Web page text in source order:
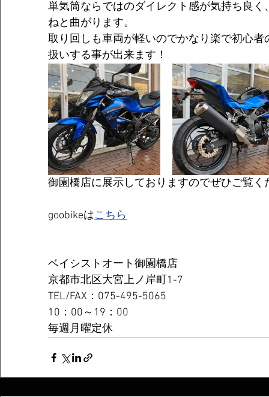
単気筒ならではのダイレクト感が気持ち良
ねと曲がります。
取り回しも車両が軽いのでかなり楽で初心
扱いする事が出来ます！
御園橋店に展示しておりますのでぜひご覧く
goobikeはこちら
ベイシストオート御園橋店
京都市北区大宮上ノ岸町1-7
TEL/FAX：075-495-5065
10：00～19：00
毎週月曜定休